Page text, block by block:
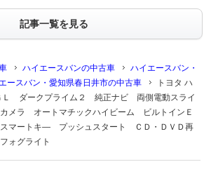
記事一覧を見る
ハイエースバンの中古車
ハイエースバン・
ースバン・愛知県春日井市の中古車
トヨタ ハ
Ｌ ダークプライム２ 純正ナビ 両側電動スライ
メラ オートマチックハイビーム ビルトインＥ
マートキ― プッシュスタート ＣＤ・ＤＶＤ再
ォグライト